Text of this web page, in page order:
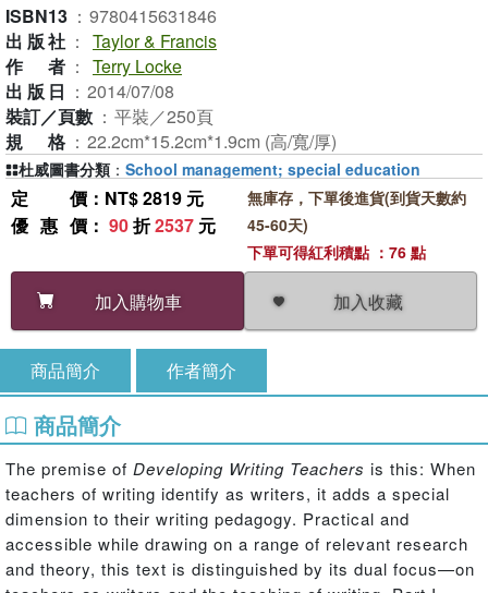
ISBN13 ： 9780415631846
出版社 ： Taylor & Francis
作者 ： Terry Locke
出版日 ： 2014/07/08
裝訂／頁數 ： 平裝／250頁
規格 ： 22.2cm*15.2cm*1.9cm (高/寬/厚)
定價 ：NT$ 2819 元
優惠價 ： 90折2537 元
加入購物車 加入收藏
無庫存，下單後進貨(到貨天數約
45-60天)
下單可得紅利積點 ：76 點
杜威圖書分類 ： School management; special education
商品簡介 作者簡介
商品簡介
The premise of Developing Writing Teachers is this: When
teachers of writing identify as writers, it adds a special
dimension to their writing pedagogy. Practical and
accessible while drawing on a range of relevant research
and theory, this text is distinguished by its dual focus—on